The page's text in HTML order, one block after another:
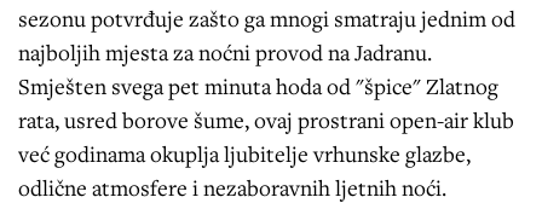
sezonu potvrđuje zašto ga mnogi smatraju jednim od
najboljih mjesta za noćni provod na Jadranu.
Smješten svega pet minuta hoda od "špice" Zlatnog
rata, usred borove šume, ovaj prostrani open-air klub
već godinama okuplja ljubitelje vrhunske glazbe,
odlične atmosfere i nezaboravnih ljetnih noći.